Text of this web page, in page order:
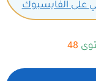
على الفايسبوك
48